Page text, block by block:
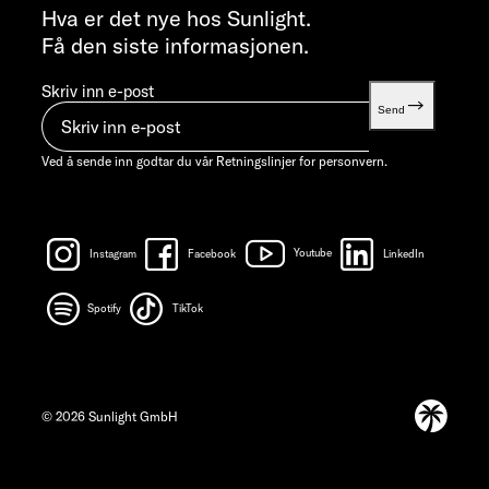
info@sunlight.de
Hva er det nye hos Sunlight.
Få den siste informasjonen.
Skriv inn e-post
Send
Ved å sende inn godtar du vår Retningslinjer for personvern.
Instagram Facebook Youtube LinkedIn
Spotify TikTok
© 2026 Sunlight GmbH